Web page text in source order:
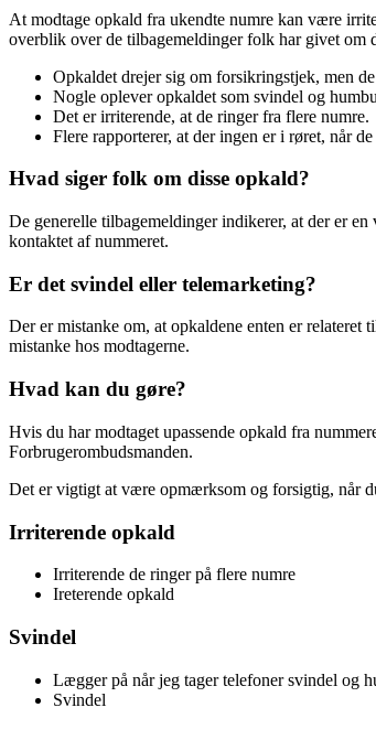
At modtage opkald fra ukendte numre kan være
overblik over de tilbagemeldinger folk har givet om
Opkaldet drejer sig om forsikringstjek, men
Nogle oplever opkaldet som svindel og
Det er irriterende, at de ringer fra flere numre.
Flere rapporterer, at der ingen er i røret, når de
Hvad siger folk om disse opkald?
De generelle tilbagemeldinger indikerer, at der er
kontaktet af nummeret.
Er det svindel eller telemarketing?
Der er mistanke om, at opkaldene enten er
mistanke hos modtagerne.
Hvad kan du gøre?
Hvis du har modtaget upassende opkald fra
Forbrugerombudsmanden.
Det er vigtigt at være opmærksom og forsigtig, når
Irriterende opkald
Irriterende de ringer på flere numre
Ireterende opkald
Svindel
Lægger på når jeg tager telefoner svindel og
Svindel